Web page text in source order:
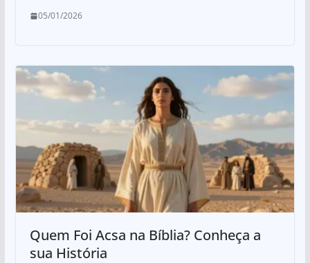
05/01/2026
Quem Foi Acsa na Bíblia? Conheça a
sua História